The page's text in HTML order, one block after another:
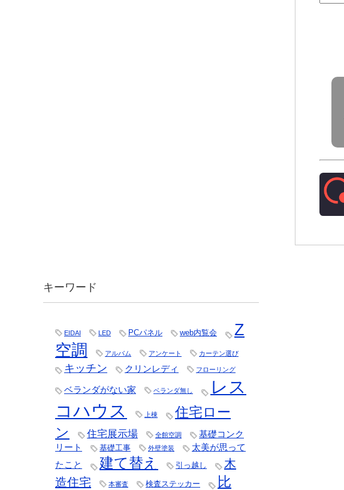
キーワード
EIDAI LED PCパネル web内覧会
Z
空調
アルバム アンケート カーテン選び
キッチン クリンレディ フローリング
ベランダがない家 ベランダ無し
レス
コハウス
上棟
住宅ロー
ン
住宅展示場 全館空調
基礎コンク
リート
基礎工事 外壁塗装
太美が思って
たこと
建て替え 引っ越し
木
造住宅
本審査 検査ステッカー 比